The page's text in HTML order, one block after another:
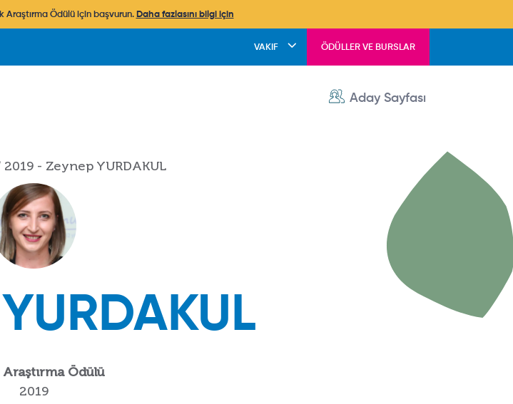
Araştırma Ödülü için başvurun. Daha fazlasını bilgi için
VAKIF ÖDÜLLER VE BURSLAR
User account menu
Aday Sayfası
2019 - Zeynep YURDAKUL
Ödülü
2019